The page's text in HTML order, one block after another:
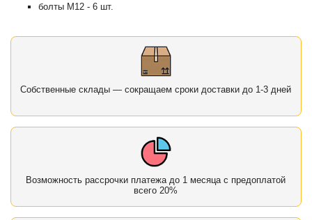
болты М12 - 6 шт.
Собственные склады — сокращаем сроки доставки до 1-3 дней
Возможность рассрочки платежа до 1 месяца с предоплатой
всего 20%